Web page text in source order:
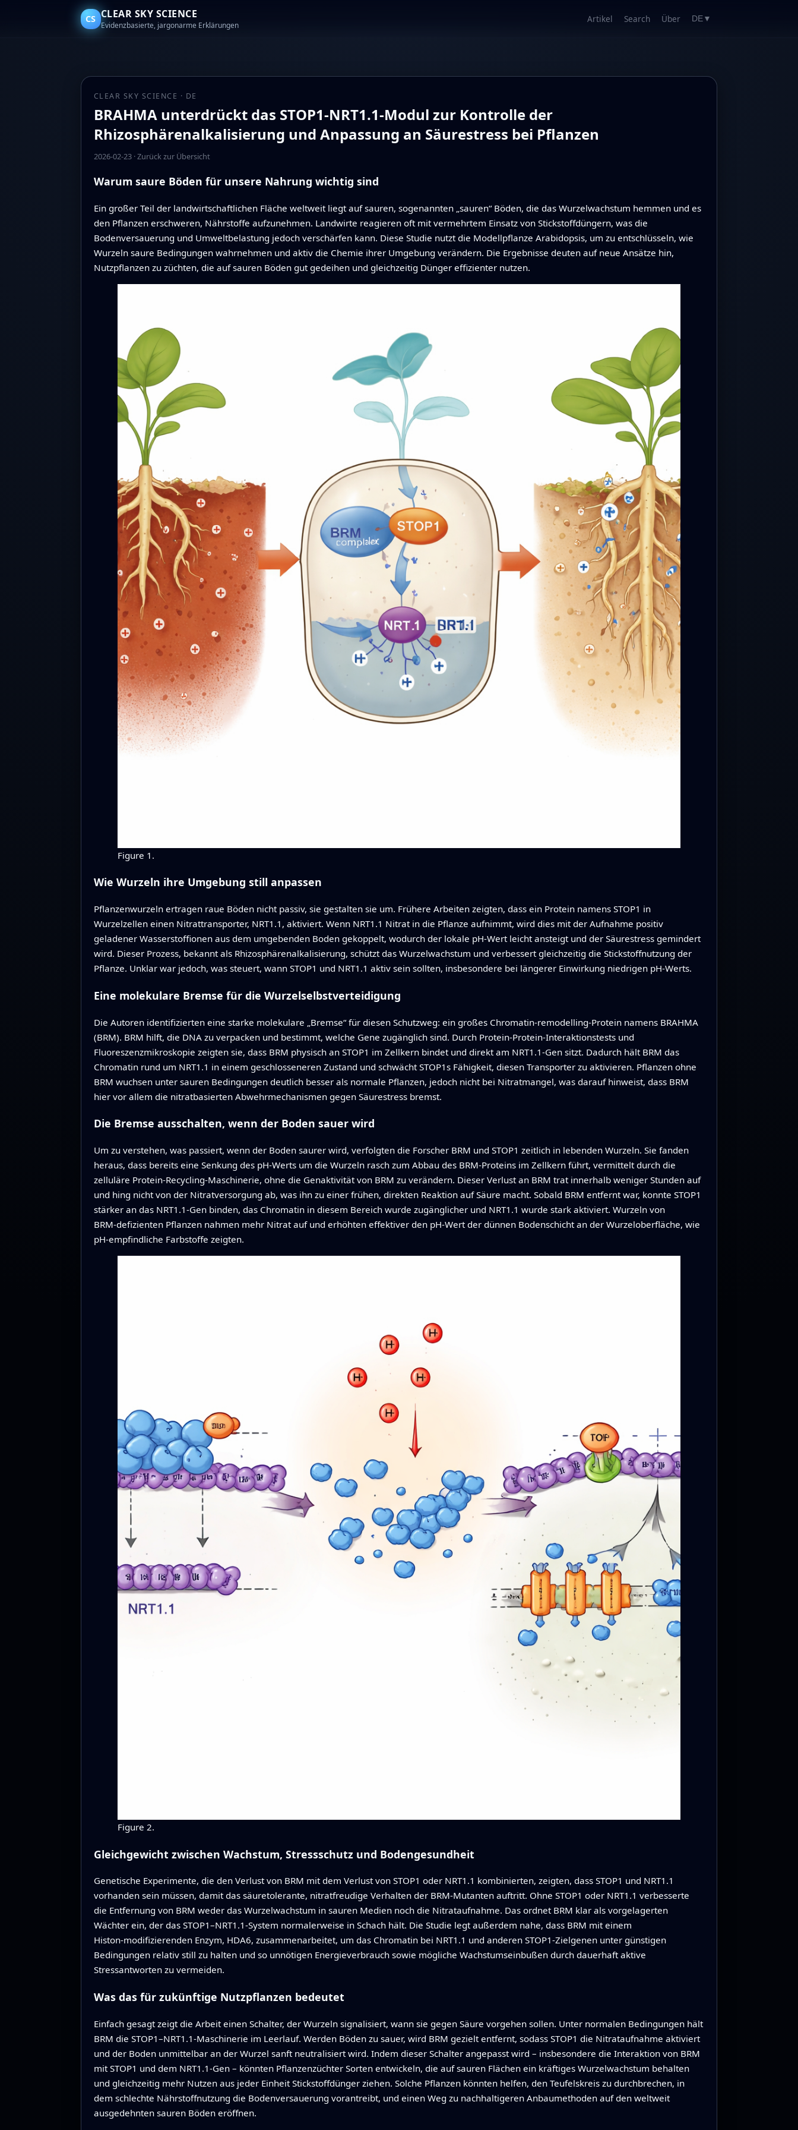
CS CLEAR SKY SCIENCE
Evidenzbasierte, jargonarme Erklärungen
Artikel Search Über DE ▼
CLEAR SKY SCIENCE · DE
BRAHMA unterdrückt das STOP1‑NRT1.1‑Modul zur Kontrolle der
Rhizosphärenalkalisierung und Anpassung an Säurestress bei Pflanzen
2026-02-23·Zurück zur Übersicht
Warum saure Böden für unsere Nahrung wichtig sind
Ein großer Teil der landwirtschaftlichen Fläche weltweit liegt auf sauren, sogenannten „sauren“ Böden, die das Wurzelwachstum hemmen und es
den Pflanzen erschweren, Nährstoffe aufzunehmen. Landwirte reagieren oft mit vermehrtem Einsatz von Stickstoffdüngern, was die
Bodenversauerung und Umweltbelastung jedoch verschärfen kann. Diese Studie nutzt die Modellpflanze Arabidopsis, um zu entschlüsseln, wie
Wurzeln saure Bedingungen wahrnehmen und aktiv die Chemie ihrer Umgebung verändern. Die Ergebnisse deuten auf neue Ansätze hin,
Nutzpflanzen zu züchten, die auf sauren Böden gut gedeihen und gleichzeitig Dünger effizienter nutzen.
Figure 1.
Wie Wurzeln ihre Umgebung still anpassen
Pflanzenwurzeln ertragen raue Böden nicht passiv, sie gestalten sie um. Frühere Arbeiten zeigten, dass ein Protein namens STOP1 in
Wurzelzellen einen Nitrattransporter, NRT1.1, aktiviert. Wenn NRT1.1 Nitrat in die Pflanze aufnimmt, wird dies mit der Aufnahme positiv
geladener Wasserstoffionen aus dem umgebenden Boden gekoppelt, wodurch der lokale pH‑Wert leicht ansteigt und der Säurestress gemindert
wird. Dieser Prozess, bekannt als Rhizosphärenalkalisierung, schützt das Wurzelwachstum und verbessert gleichzeitig die Stickstoffnutzung der
Pflanze. Unklar war jedoch, was steuert, wann STOP1 und NRT1.1 aktiv sein sollten, insbesondere bei längerer Einwirkung niedrigen pH‑Werts.
Eine molekulare Bremse für die Wurzelselbstverteidigung
Die Autoren identifizierten eine starke molekulare „Bremse“ für diesen Schutzweg: ein großes Chromatin‑remodelling‑Protein namens BRAHMA
(BRM). BRM hilft, die DNA zu verpacken und bestimmt, welche Gene zugänglich sind. Durch Protein‑Protein‑Interaktionstests und
Fluoreszenzmikroskopie zeigten sie, dass BRM physisch an STOP1 im Zellkern bindet und direkt am NRT1.1‑Gen sitzt. Dadurch hält BRM das
Chromatin rund um NRT1.1 in einem geschlosseneren Zustand und schwächt STOP1s Fähigkeit, diesen Transporter zu aktivieren. Pflanzen ohne
BRM wuchsen unter sauren Bedingungen deutlich besser als normale Pflanzen, jedoch nicht bei Nitratmangel, was darauf hinweist, dass BRM
hier vor allem die nitratbasierten Abwehrmechanismen gegen Säurestress bremst.
Die Bremse ausschalten, wenn der Boden sauer wird
Um zu verstehen, was passiert, wenn der Boden saurer wird, verfolgten die Forscher BRM und STOP1 zeitlich in lebenden Wurzeln. Sie fanden
heraus, dass bereits eine Senkung des pH‑Werts um die Wurzeln rasch zum Abbau des BRM‑Proteins im Zellkern führt, vermittelt durch die
zelluläre Protein‑Recycling‑Maschinerie, ohne die Genaktivität von BRM zu verändern. Dieser Verlust an BRM trat innerhalb weniger Stunden auf
und hing nicht von der Nitratversorgung ab, was ihn zu einer frühen, direkten Reaktion auf Säure macht. Sobald BRM entfernt war, konnte STOP1
stärker an das NRT1.1‑Gen binden, das Chromatin in diesem Bereich wurde zugänglicher und NRT1.1 wurde stark aktiviert. Wurzeln von
BRM‑defizienten Pflanzen nahmen mehr Nitrat auf und erhöhten effektiver den pH‑Wert der dünnen Bodenschicht an der Wurzeloberfläche, wie
pH‑empfindliche Farbstoffe zeigten.
Figure 2.
Gleichgewicht zwischen Wachstum, Stressschutz und Bodengesundheit
Genetische Experimente, die den Verlust von BRM mit dem Verlust von STOP1 oder NRT1.1 kombinierten, zeigten, dass STOP1 und NRT1.1
vorhanden sein müssen, damit das säuretolerante, nitratfreudige Verhalten der BRM‑Mutanten auftritt. Ohne STOP1 oder NRT1.1 verbesserte
die Entfernung von BRM weder das Wurzelwachstum in sauren Medien noch die Nitrataufnahme. Das ordnet BRM klar als vorgelagerten
Wächter ein, der das STOP1–NRT1.1‑System normalerweise in Schach hält. Die Studie legt außerdem nahe, dass BRM mit einem
Histon‑modifizierenden Enzym, HDA6, zusammenarbeitet, um das Chromatin bei NRT1.1 und anderen STOP1‑Zielgenen unter günstigen
Bedingungen relativ still zu halten und so unnötigen Energieverbrauch sowie mögliche Wachstumseinbußen durch dauerhaft aktive
Stressantworten zu vermeiden.
Was das für zukünftige Nutzpflanzen bedeutet
Einfach gesagt zeigt die Arbeit einen Schalter, der Wurzeln signalisiert, wann sie gegen Säure vorgehen sollen. Unter normalen Bedingungen hält
BRM die STOP1–NRT1.1‑Maschinerie im Leerlauf. Werden Böden zu sauer, wird BRM gezielt entfernt, sodass STOP1 die Nitrataufnahme aktiviert
und der Boden unmittelbar an der Wurzel sanft neutralisiert wird. Indem dieser Schalter angepasst wird – insbesondere die Interaktion von BRM
mit STOP1 und dem NRT1.1‑Gen – könnten Pflanzenzüchter Sorten entwickeln, die auf sauren Flächen ein kräftiges Wurzelwachstum behalten
und gleichzeitig mehr Nutzen aus jeder Einheit Stickstoffdünger ziehen. Solche Pflanzen könnten helfen, den Teufelskreis zu durchbrechen, in
dem schlechte Nährstoffnutzung die Bodenversauerung vorantreibt, und einen Weg zu nachhaltigeren Anbaumethoden auf den weltweit
ausgedehnten sauren Böden eröffnen.